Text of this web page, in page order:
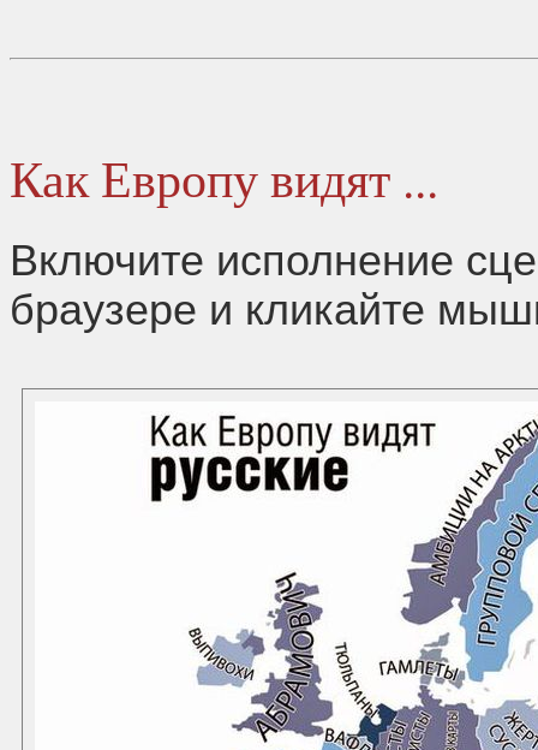
Как Европу видят ...
Включите исполнение
браузере и кликайте